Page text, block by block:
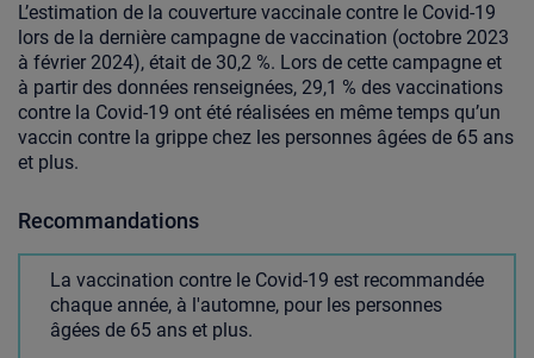
L’estimation de la couverture vaccinale contre le Covid-19
lors de la dernière campagne de vaccination (octobre 2023
à février 2024), était de 30,2 %. Lors de cette campagne et
à partir des données renseignées, 29,1 % des vaccinations
contre la Covid-19 ont été réalisées en même temps qu’un
vaccin contre la grippe chez les personnes âgées de 65 ans
et plus.
Recommandations
La vaccination contre le Covid-19 est recommandée
chaque année, à l'automne, pour les personnes
âgées de 65 ans et plus.